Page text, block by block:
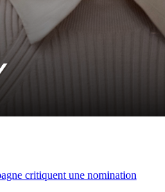
critiquent une nomination